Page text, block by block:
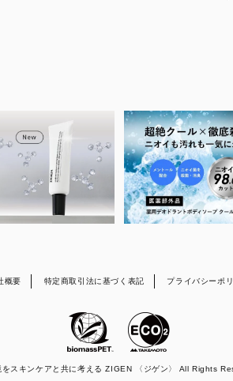
概要 特定商取引法に基づく表記 プライバシーポ
スキンケアと共に考える ZIGEN 〈ジゲン〉 All Rights